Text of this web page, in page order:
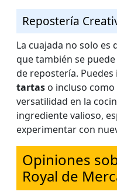
Repostería
La cuajada no solo es
que también se
de repostería.
tartas o incluso como
versatilidad en la
ingrediente valioso,
experimentar con
Opiniones
Royal de